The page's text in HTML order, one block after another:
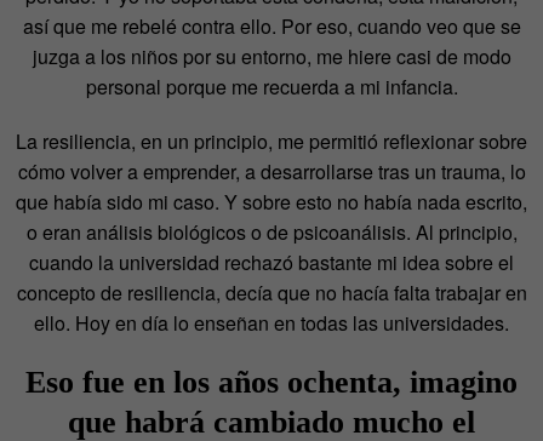
así que me rebelé contra ello. Por eso, cuando veo que se
juzga a los niños por su entorno, me hiere casi de modo
personal porque me recuerda a mi infancia.
La resiliencia, en un principio, me permitió reflexionar sobre
cómo volver a emprender, a desarrollarse tras un trauma, lo
que había sido mi caso. Y sobre esto no había nada escrito,
o eran análisis biológicos o de psicoanálisis. Al principio,
cuando la universidad rechazó bastante mi idea sobre el
concepto de resiliencia, decía que no hacía falta trabajar en
ello. Hoy en día lo enseñan en todas las universidades.
Eso fue en los años ochenta, imagino
que habrá cambiado mucho el